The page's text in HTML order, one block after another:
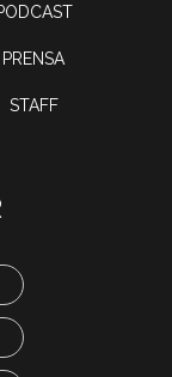
PRENSA
STAFF